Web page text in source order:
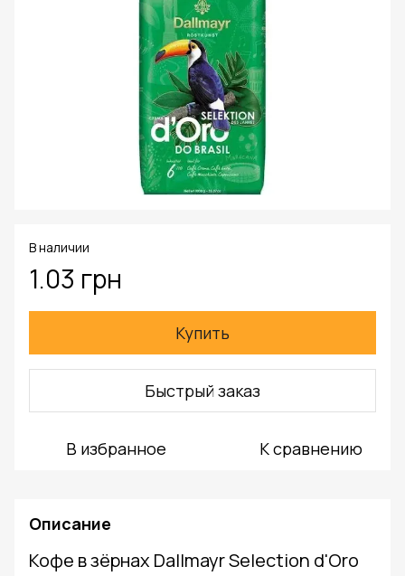
В наличии
1.03 грн
Купить
Быстрый заказ
В избранное К сравнению
Описание
Кофе в зёрнах Dallmayr Selection d'Oro